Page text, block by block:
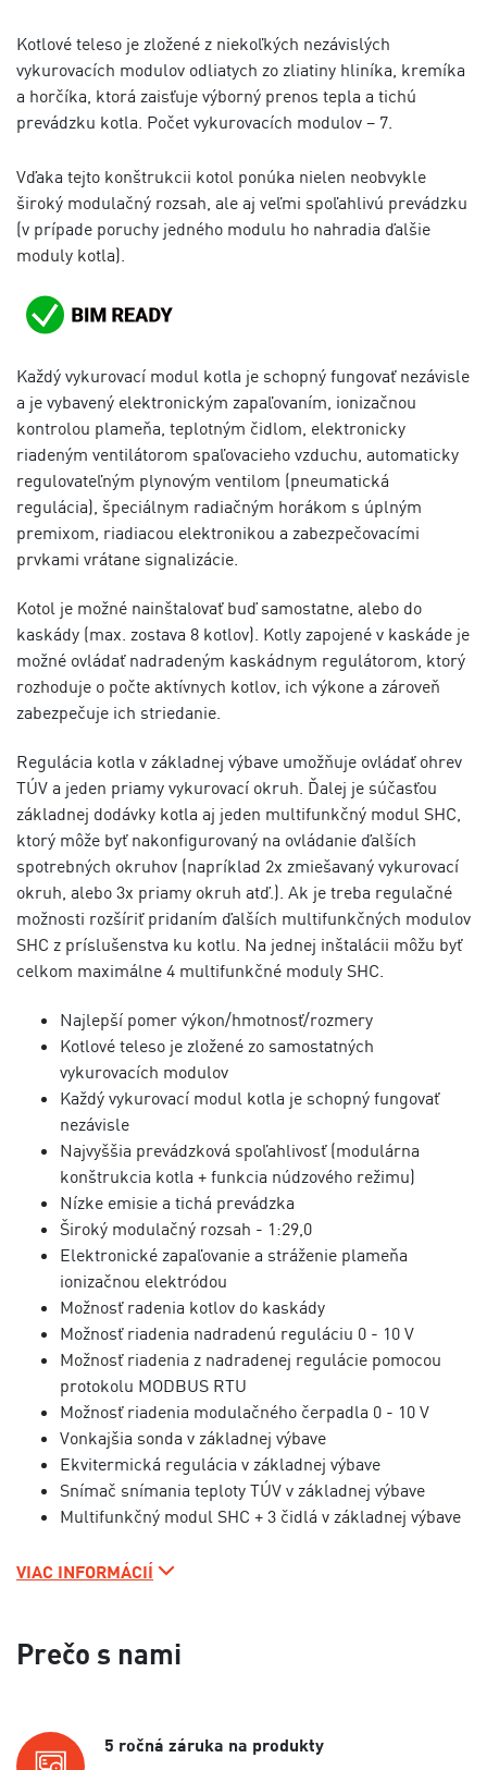
Kotlové teleso je zložené z niekoľkých nezávislých
vykurovacích modulov odliatych zo zliatiny hliníka, kremíka
a horčíka, ktorá zaisťuje výborný prenos tepla a tichú
prevádzku kotla. Počet vykurovacích modulov – 7.
Vďaka tejto konštrukcii kotol ponúka nielen neobvykle
široký modulačný rozsah, ale aj veľmi spoľahlivú prevádzku
(v prípade poruchy jedného modulu ho nahradia ďalšie
moduly kotla).
Každý vykurovací modul kotla je schopný fungovať nezávisle
a je vybavený elektronickým zapaľovaním, ionizačnou
kontrolou plameňa, teplotným čidlom, elektronicky
riadeným ventilátorom spaľovacieho vzduchu, automaticky
regulovateľným plynovým ventilom (pneumatická
regulácia), špeciálnym radiačným horákom s úplným
premixom, riadiacou elektronikou a zabezpečovacími
prvkami vrátane signalizácie.
Kotol je možné nainštalovať buď samostatne, alebo do
kaskády (max. zostava 8 kotlov). Kotly zapojené v kaskáde je
možné ovládať nadradeným kaskádnym regulátorom, ktorý
rozhoduje o počte aktívnych kotlov, ich výkone a zároveň
zabezpečuje ich striedanie.
Regulácia kotla v základnej výbave umožňuje ovládať ohrev
TÚV a jeden priamy vykurovací okruh. Ďalej je súčasťou
základnej dodávky kotla aj jeden multifunkčný modul SHC,
ktorý môže byť nakonfigurovaný na ovládanie ďalších
spotrebných okruhov (napríklad 2x zmiešavaný vykurovací
okruh, alebo 3x priamy okruh atď.). Ak je treba regulačné
možnosti rozšíriť pridaním ďalších multifunkčných modulov
SHC z príslušenstva ku kotlu. Na jednej inštalácii môžu byť
celkom maximálne 4 multifunkčné moduly SHC.
Najlepší pomer výkon/hmotnosť/rozmery
Kotlové teleso je zložené zo samostatných
vykurovacích modulov
Každý vykurovací modul kotla je schopný fungovať
nezávisle
Najvyššia prevádzková spoľahlivosť (modulárna
konštrukcia kotla + funkcia núdzového režimu)
Nízke emisie a tichá prevádzka
Široký modulačný rozsah - 1:29,0
Elektronické zapaľovanie a stráženie plameňa
ionizačnou elektródou
Možnosť radenia kotlov do kaskády
Možnosť riadenia nadradenú reguláciu 0 - 10 V
Možnosť riadenia z nadradenej regulácie pomocou
protokolu MODBUS RTU
Možnosť riadenia modulačného čerpadla 0 - 10 V
Vonkajšia sonda v základnej výbave
Ekvitermická regulácia v základnej výbave
Snímač snímania teploty TÚV v základnej výbave
Multifunkčný modul SHC + 3 čidlá v základnej výbave
VIAC INFORMÁCIÍ
Prečo s nami
5 ročná záruka na produkty